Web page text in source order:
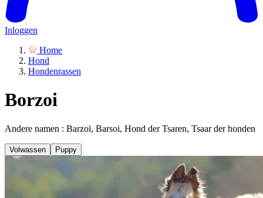
Inloggen
Home
Hond
Hondenrassen
Borzoi
Andere namen : Barzoï, Barsoi, Hond der Tsaren, Tsaar der honden
Volwassen Puppy